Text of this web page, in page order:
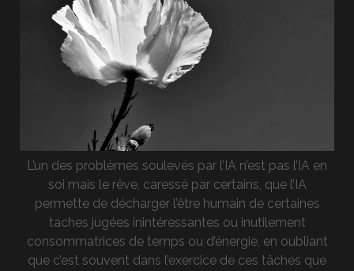
L’un des problèmes soulevés par l’IA n’est pas l’IA en
soi mais le rêve, caressé par certains, que l’IA
permette de décharger l’être humain de certaines
taches jugées inintéressantes ou inutilement
consommatrices de temps ou d’énergie, en oubliant
que c’est souvent dans l’exercice de ces tâches que